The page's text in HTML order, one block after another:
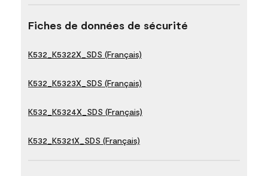
Fiches de données de sécurité
K532_K5322X_SDS (Français)
K532_K5323X_SDS (Français)
K532_K5324X_SDS (Français)
K532_K5321X_SDS (Français)